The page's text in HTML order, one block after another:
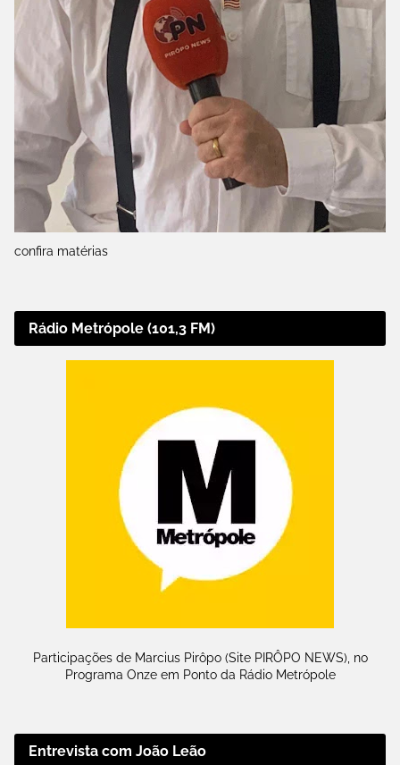
confira matérias
Rádio Metrópole (101,3 FM)
Participações de Marcius Pirôpo (Site PIRÔPO NEWS), no
Programa Onze em Ponto da Rádio Metrópole
Entrevista com João Leão